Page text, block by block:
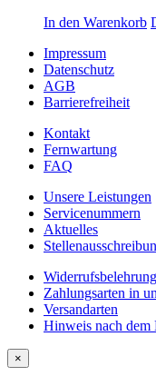
In den Warenkorb
Impressum
Datenschutz
AGB
Barrierefreiheit
Kontakt
Fernwartung
FAQ
Unsere Leistungen
Servicenummern
Aktuelles
Widerrufsbelehrung
Zahlungsarten in
Versandarten
Hinweis nach dem
×